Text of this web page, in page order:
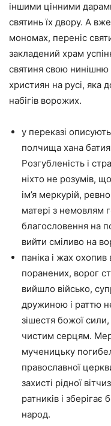
іншими цінними
святинь їх двору. А
мономах, переніс
закладений храм
святиня свою нинішню
християн на русі, яка
набігів ворожих.
у переказі
полчища хана
Розгубленість і
ніхто не розумів,
ім’я меркурій,
матері з немовлям
благословення на
вийти сміливо на
паніка і жах
поранених, ворог
вийшло військо,
дружиною і раттю
зішестя божої
чистим серцям.
мученицьку
православної
захисті рідної
ратників і зберігає
народ.